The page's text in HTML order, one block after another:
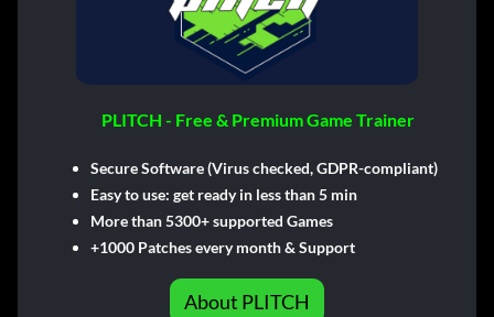
PLITCH - Free & Premium Game Trainer
Secure Software (Virus checked, GDPR-compliant)
Easy to use: get ready in less than 5 min
More than 5300+ supported Games
+1000 Patches every month & Support
About PLITCH